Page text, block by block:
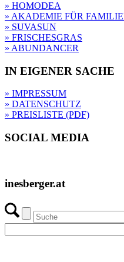
» HOMODEA
» AKADEMIE FÜR
» SUVASUN
» FRISCHESGRAS
» ABUNDANCER
IN EIGENER SACHE
» IMPRESSUM
» DATENSCHUTZ
» PREISLISTE (PDF)
SOCIAL MEDIA
inesberger.at